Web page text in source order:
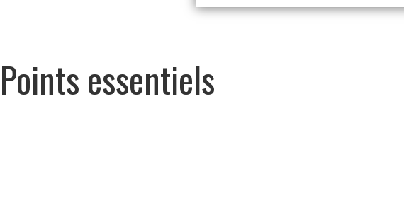
Points essentiels